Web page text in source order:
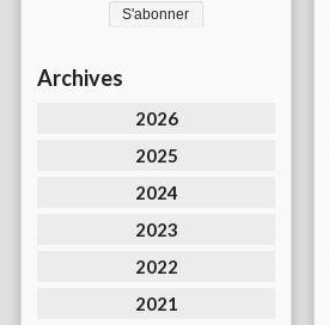
Archives
2026
2025
2024
2023
2022
2021